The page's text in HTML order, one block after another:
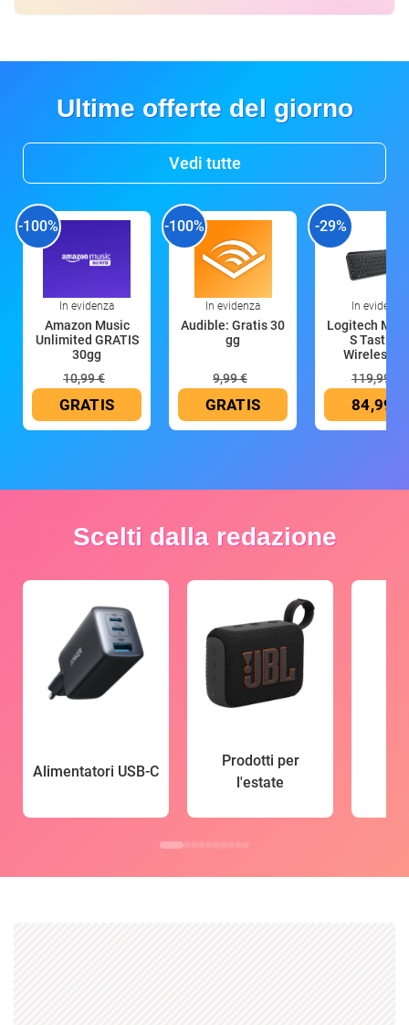
Ultime offerte del giorno
Vedi tutte
-100%
In evidenza
Amazon Music
Unlimited GRATIS
30gg
10,99 €
GRATIS
-100%
In evidenza
Audible: Gratis 30
gg
9,99 €
GRATIS
-29%
In evidenza
Logitech MX
S Tastiera
Wireless
119,99 €
84,99 €
Scelti dalla redazione
Alimentatori USB-C
Prodotti per
l'estate